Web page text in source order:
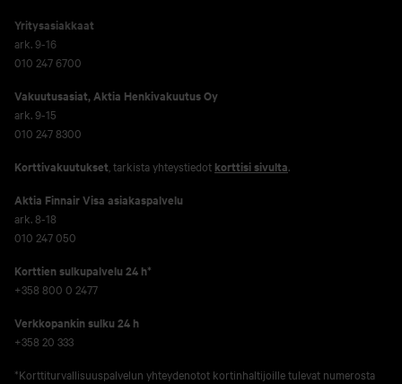
Yritysasiakkaat
ark. 9-16
010 247 6700
Vakuutusasiat, Aktia Henkivakuutus Oy
ark. 9-15
010 247 8300
Korttivakuutukset , tarkista yhteystiedot korttisi sivulta.
Aktia Finnair Visa asiakaspalvelu
ark. 8-18
010 247 050
Korttien sulkupalvelu 24 h*
+358 800 0 2477
Verkko­pankin sulku 24 h
+358 20 333
*Korttiturvallisuuspalvelun yhteydenotot kortinhaltijoille tulevat numerosta